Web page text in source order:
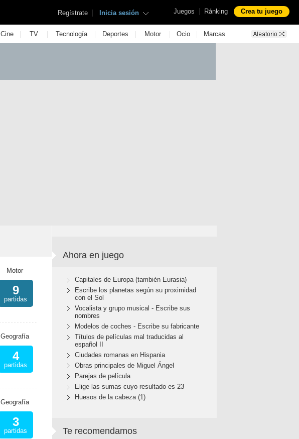
Juegos | Ránking Crea tu juego
Regístrate | Inicia sesión
Cine | TV | Tecnología | Deportes | Motor | Ocio | Marcas
Motor
9
partidas
Geografía
4
partidas
Geografía
3
partidas
Ahora en juego
Capitales de Europa (también Eurasia)
Escribe los planetas según su proximidad
con el Sol
Vocalista y grupo musical - Escribe sus
nombres
Modelos de coches - Escribe su fabricante
Títulos de películas mal traducidas al
español II
Ciudades romanas en Hispania
Obras principales de Miguel Ángel
Parejas de película
Elige las sumas cuyo resultado es 23
Huesos de la cabeza (1)
Te recomendamos